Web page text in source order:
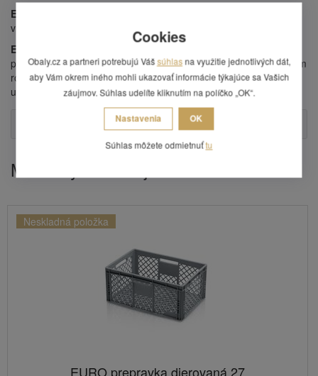
EURO prepravka
vhodná aj pre vývoz do zahraničía.
EURO prepravky
paletu a boli medzi sebou kompatibilné - teda sa nelíšili vonkajším
rozmerom. Líšia sa iba výškou a tak
umožnia zvoliť vhodnú vel'kosť pre Váš tovar.
Mohlo by Vás zaujímať
Neskladná položka
EURO prepravka dierovaná 27
Cookies
Obaly.cz a partneri potrebujú Vášsúhlas na využitie jednotlivých dát,
aby Vám okrem iného mohli ukazovať informácie týkajúce sa Vašich
záujmov. Súhlas udelíte kliknutím na políčko „OK“.
Nastavenia OK
Súhlas môžete odmietnuťtu